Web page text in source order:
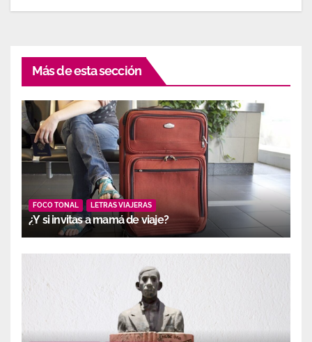
Más de esta sección
FOCO TONAL LETRAS VIAJERAS
¿Y si invitas a mamá de viaje?